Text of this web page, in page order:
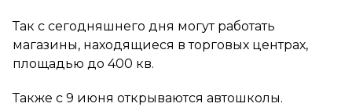
Так с сегодняшнего дня могут работать
магазины, находящиеся в торговых центрах,
площадью до 400 кв.
Также с 9 июня открываются автошколы.